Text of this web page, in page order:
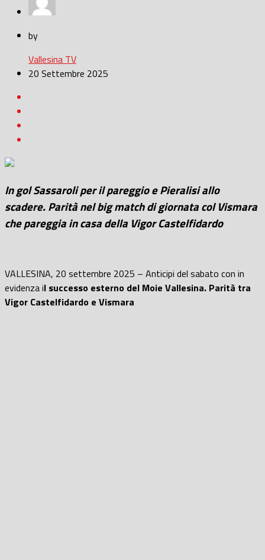
by
Vallesina TV
20 Settembre 2025
In gol Sassaroli per il pareggio e Pieralisi allo
scadere. Parità nel big match di giornata col Vismara
che pareggia in casa della Vigor Castelfidardo
VALLESINA, 20 settembre 2025 – Anticipi del sabato con in
evidenza il successo esterno del Moie Vallesina. Parità tra
Vigor Castelfidardo e Vismara